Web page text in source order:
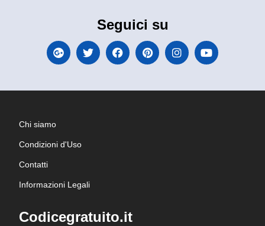
Seguici su
Chi siamo
Condizioni d'Uso
Contatti
Informazioni Legali
Codicegratuito.it